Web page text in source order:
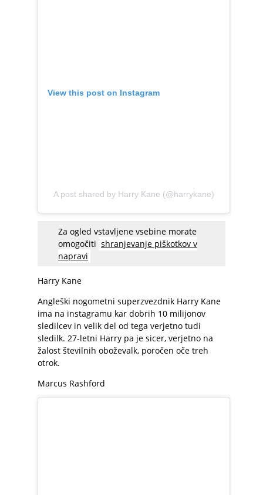
View this post on Instagram
A post shared by Harry Kane (@harrykane)
Za ogled vstavljene vsebine morate
omogočiti shranjevanje piškotkov v
napravi
Harry Kane
Angleški nogometni superzvezdnik Harry Kane
ima na instagramu kar dobrih 10 milijonov
sledilcev in velik del od tega verjetno tudi
sledilk. 27-letni Harry pa je sicer, verjetno na
žalost številnih oboževalk, poročen oče treh
otrok.
Marcus Rashford